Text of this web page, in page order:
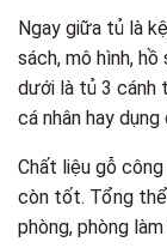
Ngay giữa tủ là
sách, mô hình,
dưới là tủ 3 cánh
cá nhân hay dụng
Chất liệu gỗ
còn tốt. Tổng
phòng, phòng